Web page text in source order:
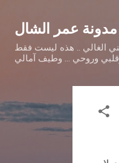
مدونة عمر الشال
الغالي .. هذه ليست فقط
وروحي ... وطيف آمالي